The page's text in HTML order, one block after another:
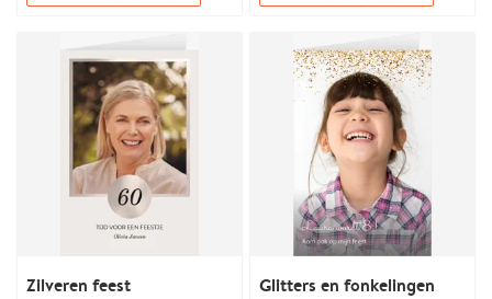
Zilveren feest Glitters en fonkelingen